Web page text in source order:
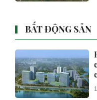
BẤT ĐỘNG SẢN